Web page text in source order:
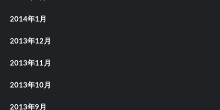
2014年1月
2013年12月
2013年11月
2013年10月
2013年9月